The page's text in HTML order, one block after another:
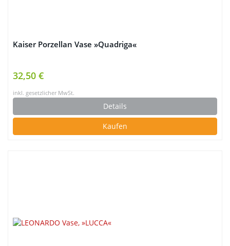
Kaiser Porzellan Vase »Quadriga«
32,50 €
inkl. gesetzlicher MwSt.
Details
Kaufen